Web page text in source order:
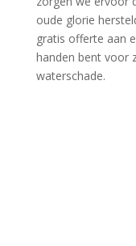
oude glorie
gratis offerte aan
handen bent voor
waterschade.​